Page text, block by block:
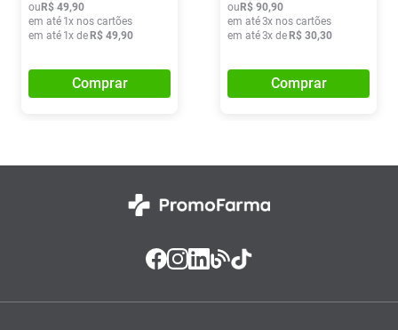
ou R$ 49,90
em até 1x nos cartões
em até 1x de R$ 49,90
Comprar
ou R$ 90,90
em até3x nos cartões
em até3x de R$ 30,30
Comprar